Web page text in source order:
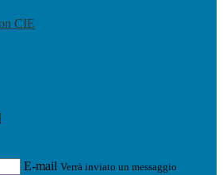
CIE
E-mail Verrà inviato un messaggio